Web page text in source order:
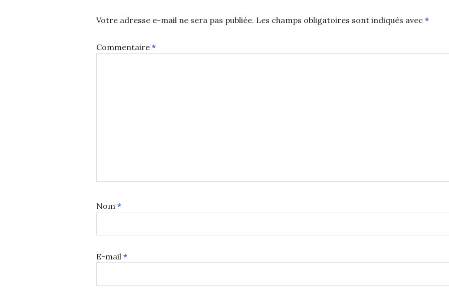
Votre adresse e-mail ne sera pas publiée. Les champs obligatoires sont indiqués avec *
Commentaire *
Nom *
E-mail *